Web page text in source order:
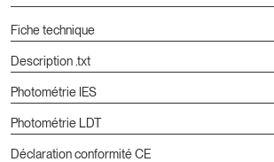
Fiche technique
Description .txt
Photométrie IES
Photométrie LDT
Déclaration conformité CE